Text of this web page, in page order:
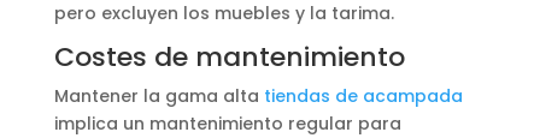
pero excluyen los muebles y la tarima.
Costes de mantenimiento
Mantener la gama alta tiendas de acampada
implica un mantenimiento regular para